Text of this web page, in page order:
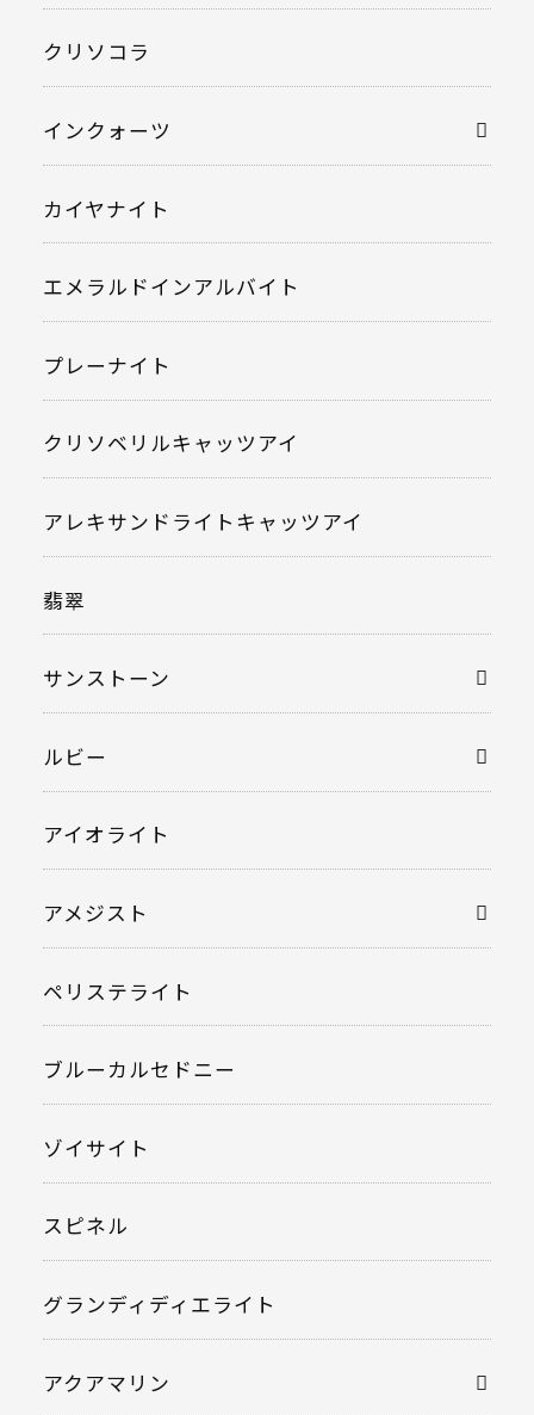
クリソコラ
インクォーツ
カイヤナイト
エメラルドインアルバイト
プレーナイト
クリソベリルキャッツアイ
アレキサンドライトキャッツアイ
翡翠
サンストーン
ルビー
アイオライト
アメジスト
ペリステライト
ブルーカルセドニー
ゾイサイト
スピネル
グランディディエライト
アクアマリン